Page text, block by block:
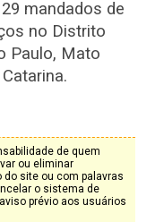
mandados de
no Distrito
Paulo, Mato
de quem
ou eliminar
site ou com palavras
o sistema de
prévio aos usuários